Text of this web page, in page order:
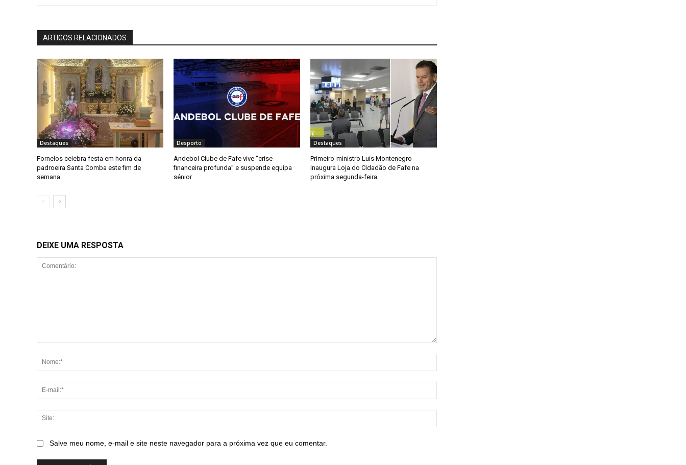
ARTIGOS RELACIONADOS
Destaques
Fornelos celebra festa em honra da
padroeira Santa Comba este fim de
semana
Desporto
Andebol Clube de Fafe vive “crise
financeira profunda” e suspende equipa
sénior
Destaques
Primeiro-ministro Luís Montenegro
inaugura Loja do Cidadão de Fafe na
próxima segunda-feira
DEIXE UMA RESPOSTA
Salve meu nome, e-mail e site neste navegador para a próxima vez que eu comentar.